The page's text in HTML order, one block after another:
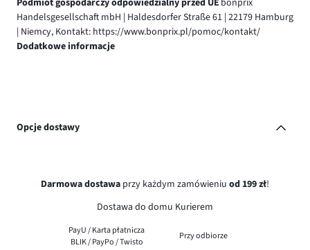
Handelsgesellschaft mbH | Haldesdorfer Straße 61 | 22179 Hamburg
| Niemcy, Kontakt: https://www.bonprix.pl/pomoc/kontakt/
Dodatkowe informacje
Opcje dostawy
Darmowa dostawa przy każdym zamówieniu od 199 zł!
Dostawa do domu Kurierem
PayU / Karta płatnicza
BLIK / PayPo / Twisto
Przy odbiorze